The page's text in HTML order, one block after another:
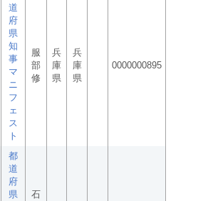
道
府
県
知
事
マ
ニ
フ
ェ
ス
ト
服
部
修
兵
庫
県
兵
庫
県
0000000895
都
道
府
県
石